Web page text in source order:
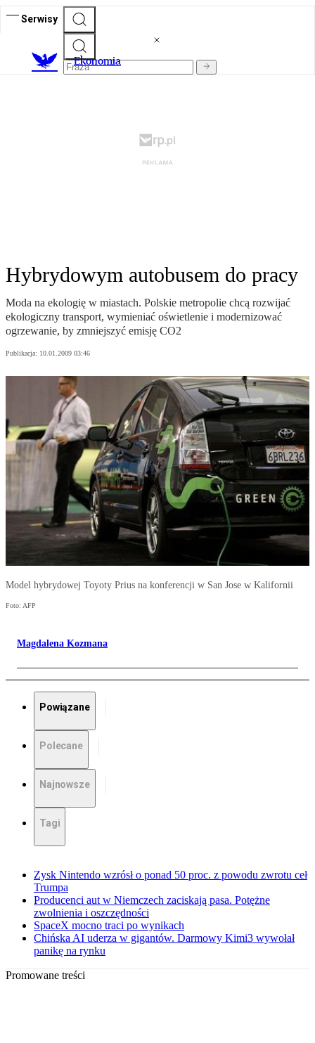
Serwisy
Ekonomia
Hybrydowym autobusem do pracy
Moda na ekologię w miastach. Polskie metropolie chcą rozwijać
ekologiczny transport, wymieniać oświetlenie i modernizować
ogrzewanie, by zmniejszyć emisję CO2
Publikacja: 10.01.2009 03:46
Model hybrydowej Toyoty Prius na konferencji w San Jose w Kalifornii
Foto: AFP
Magdalena Kozmana
Powiązane
Polecane
Najnowsze
Tagi
Zysk Nintendo wzrósł o ponad 50 proc. z powodu zwrotu ceł
Trumpa
Producenci aut w Niemczech zaciskają pasa. Potężne
zwolnienia i oszczędności
SpaceX mocno traci po wynikach
Chińska AI uderza w gigantów. Darmowy Kimi3 wywołał
panikę na rynku
Promowane treści